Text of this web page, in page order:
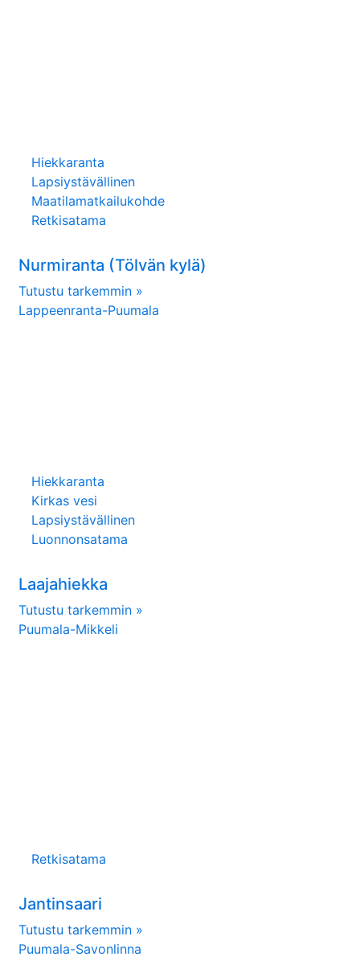
Hiekkaranta
Lapsiystävällinen
Maatilamatkailukohde
Retkisatama
Nurmiranta (Tölvän kylä)
Tutustu tarkemmin »
Lappeenranta-Puumala
Hiekkaranta
Kirkas vesi
Lapsiystävällinen
Luonnonsatama
Laajahiekka
Tutustu tarkemmin »
Puumala-Mikkeli
Retkisatama
Jantinsaari
Tutustu tarkemmin »
Puumala-Savonlinna